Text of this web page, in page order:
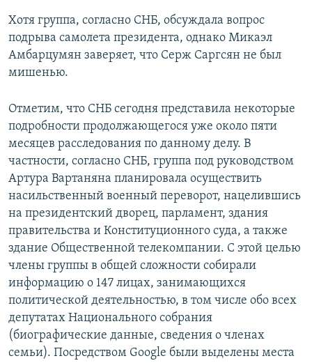
Хотя группа, согласно СНБ, обсуждала вопрос
подрыва самолета президента, однако Микаэл
Амбарцумян заверяет, что Серж Саргсян не был
мишенью.
Отметим, что СНБ сегодня представила некоторые
подробности продолжающегося уже около пяти
месяцев расследования по данному делу. В
частности, согласно СНБ, группа под руководством
Артура Вартаняна планировала осуществить
насильственный военный переворот, нацелившись
на президентский дворец, парламент, здания
правительства и Конституционного суда, а также
здание Общественной телекомпании. С этой целью
члены группы в общей сложности собирали
информацию о 147 лицах, занимающихся
политической деятельностью, в том числе обо всех
депутатах Национального собрания
(биографические данные, сведения о членах
семьи). Посредством Google были выделены места